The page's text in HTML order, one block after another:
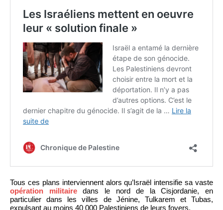
Tous ces plans interviennent alors qu’Israël intensifie sa vaste
opération militairedans le nord de la Cisjordanie, en
particulier dans les villes de Jénine, Tulkarem et Tubas,
expulsant au moins 40 000 Palestiniens de leurs foyers.